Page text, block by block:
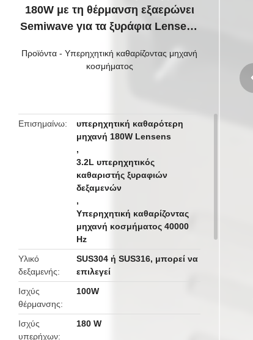
180W με τη θέρμανση εξαερώνει
Semiwave για τα ξυράφια Lensens
Προϊόντα - Υπερηχητική καθαρίζοντας μηχανή
κοσμήματος
Επισημαίνω
υπερηχητική καθαρότερη
μηχανή 180W Lensens
,
3.2L υπερηχητικός
καθαριστής ξυραφιών
δεξαμενών
,
Υπερηχητική καθαρίζοντας
μηχανή κοσμήματος 40000
Hz
Υλικό
δεξαμενής
SUS304 ή SUS316, μπορεί να
επιλεγεί
Ισχύς
θέρμανσης
100W
Ισχύς
υπερήχων
180 W